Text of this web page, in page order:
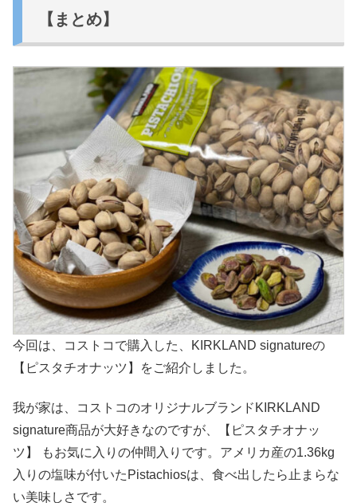
【まとめ】
今回は、コストコで購入した、KIRKLAND signatureの
【ピスタチオナッツ】をご紹介しました。
我が家は、コストコのオリジナルブランドKIRKLAND
signature商品が大好きなのですが、【ピスタチオナッ
ツ】 もお気に入りの仲間入りです。アメリカ産の1.36kg
入りの塩味が付いたPistachiosは、食べ出したら止まらな
い美味しさです。